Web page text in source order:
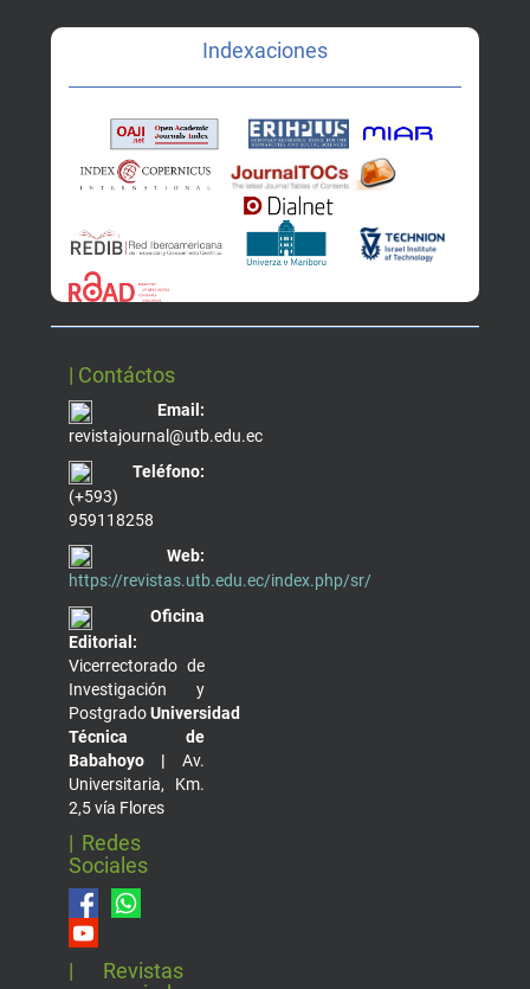
Indexaciones
| Contáctos
Email:
revistajournal@utb.edu.ec
Teléfono:
(+593)
959118258
Web:
https://revistas.utb.edu.ec/index.php/sr/
Oficina
Editorial:
Vicerrectorado de
Investigación y
PostgradoUniversidad
Técnica de
Babahoyo | Av.
Universitaria, Km.
2,5 vía Flores
| Redes
Sociales
| Revistas